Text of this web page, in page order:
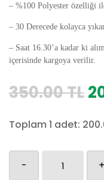
– %100 Polyester özelliği
– 30 Derecede kolayca
– Saat 16.30’a kadar ki
içerisinde kargoya verilir.
350.00TL
Toplam 1 adet:
- +